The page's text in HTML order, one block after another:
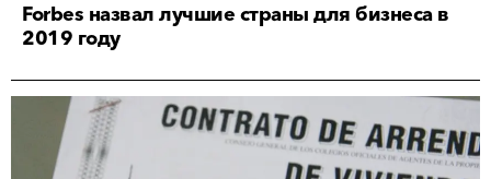
Forbes назвал лучшие страны для бизнеса в
2019 году